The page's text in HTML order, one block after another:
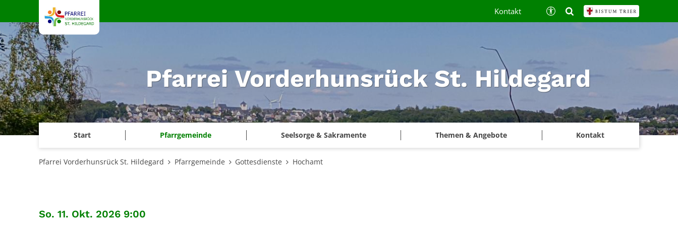
Zum Inhalt springen
Pfarrei Vorderhunsrück St. Hildegard
Start Pfarrgemeinde Seelsorge & Sakramente Themen & Angebote Kontakt
Kontakt
Pfarrei Vorderhunsrück St. Hildegard Pfarrgemeinde Gottesdienste Hochamt
So. 11. Okt. 2026 9:00